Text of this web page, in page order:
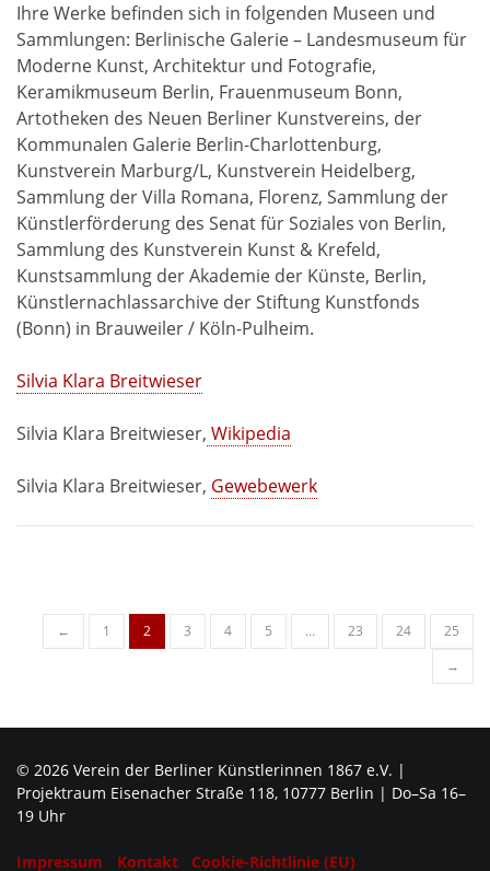
Ihre Werke befinden sich in folgenden Museen und
Sammlungen: Berlinische Galerie – Landesmuseum für
Moderne Kunst, Architektur und Fotografie,
Keramikmuseum Berlin, Frauenmuseum Bonn,
Artotheken des Neuen Berliner Kunstvereins, der
Kommunalen Galerie Berlin-Charlottenburg,
Kunstverein Marburg/L, Kunstverein Heidelberg,
Sammlung der Villa Romana, Florenz, Sammlung der
Künstlerförderung des Senat für Soziales von Berlin,
Sammlung des Kunstverein Kunst & Krefeld,
Kunstsammlung der Akademie der Künste, Berlin,
Künstlernachlassarchive der Stiftung Kunstfonds
(Bonn) in Brauweiler / Köln-Pulheim.
Silvia Klara Breitwieser
Silvia Klara Breitwieser, Wikipedia
Silvia Klara Breitwieser, Gewebewerk
Posts
navigation
← 1 2 3 4 5 … 23 24
25
→
© 2026 Verein der Berliner Künstlerinnen 1867 e.V. |
Projektraum Eisenacher Straße 118, 10777 Berlin | Do–Sa 16–
19 Uhr
Impressum Kontakt Cookie-Richtlinie (EU)